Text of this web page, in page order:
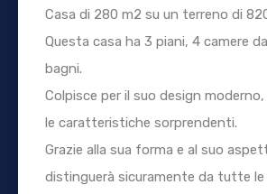
Casa di 280 m2 su un terreno di
Questa casa ha 3 piani, 4 camere
bagni.
Colpisce per il suo design moderno,
le caratteristiche sorprendenti.
Grazie alla sua forma e al suo
distinguerà sicuramente da tutte